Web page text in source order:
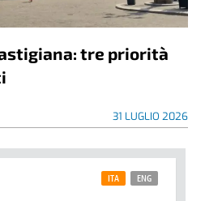
tre priorità
31 LUGLIO 2026